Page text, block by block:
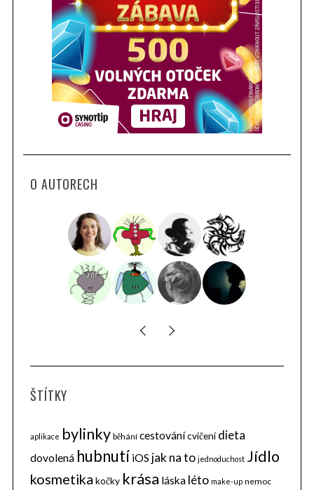
O AUTORECH
ŠTÍTKY
aplikace bylinky běhání cestovánícvičení dieta
dovolená hubnutí iOS jak na to jednoduchost Jídlo
kosmetika kočky krása láska léto make-up nemoc